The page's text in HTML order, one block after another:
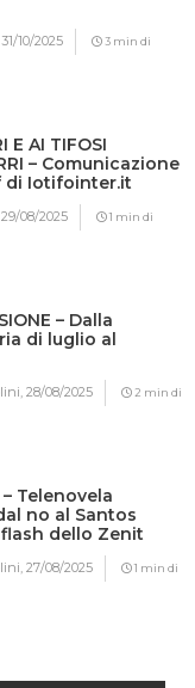
31/10/2025 3 min di
E AI TIFOSI
– Comunicazione
di Iotifointer.it
29/08/2025 1 min di
– Dalla
di luglio al
28/08/2025 2 min di
– Telenovela
no al Santos
dello Zenit
27/08/2025 1 min di